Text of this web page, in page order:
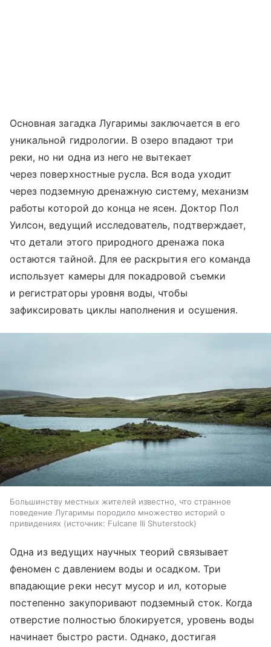
Основная загадка Лугаримы заключается в его
уникальной гидрологии. В озеро впадают три
реки, но ни одна из него не вытекает
через поверхностные русла. Вся вода уходит
через подземную дренажную систему, механизм
работы которой до конца не ясен. Доктор Пол
Уилсон, ведущий исследователь, подтверждает,
что детали этого природного дренажа пока
остаются тайной. Для ее раскрытия его команда
использует камеры для покадровой съемки
и регистраторы уровня воды, чтобы
зафиксировать циклы наполнения и осушения.
Большинству местных жителей известно, что странное
поведение Лугаримы породило множество историй о
привидениях
источник: Fulcane IIi Shuterstock
Одна из ведущих научных теорий связывает
феномен с давлением воды и осадком. Три
впадающие реки несут мусор и ил, которые
постепенно закупоривают подземный сток. Когда
отверстие полностью блокируется, уровень воды
начинает быстро расти. Однако, достигая